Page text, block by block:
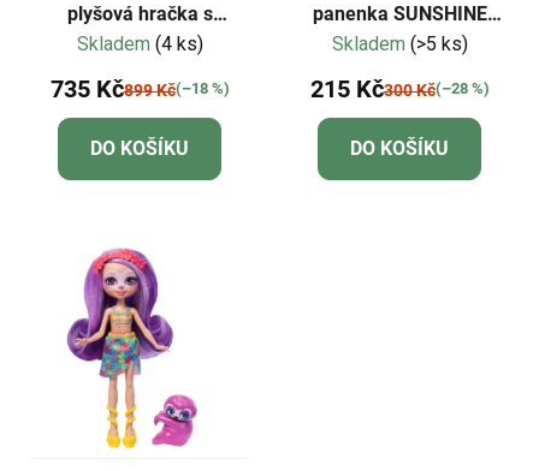
plyšová hračka s
aktivitami-vlk Ludvík
Skladem (4 ks)
735 Kč899 Kč(–18 %)
DO KOŠÍKU
panenka SUNSHINE
BEACH rodina Lemurů
Skladem (>5 ks)
215 Kč300 Kč(–28 %)
DO KOŠÍKU